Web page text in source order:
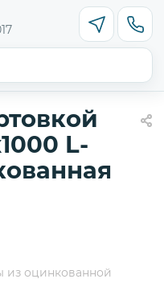
L-
из оцинкованной